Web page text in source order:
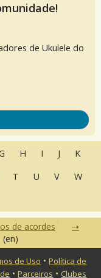
de Ukulele do
H I J
K
T U V
W
de acordes
(en)
de Uso •Política de
•Parceiros • Clubes